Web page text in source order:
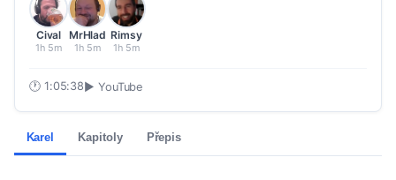
Cival
1h 5m
MrHlad
1h 5m
Rimsy
1h 5m
🕐 1:05:38 ▶ YouTube
Karel Kapitoly Přepis